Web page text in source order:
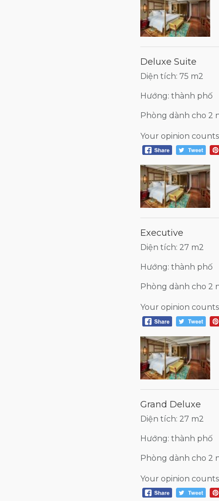
Deluxe Suite
Diện tích: 75 m2
Hướng: thành phố
Phòng dành cho 2
Your opinion
Executive
Diện tích: 27 m2
Hướng: thành phố
Phòng dành cho 2
Your opinion
Grand Deluxe
Diện tích: 27 m2
Hướng: thành phố
Phòng dành cho 2
Your opinion